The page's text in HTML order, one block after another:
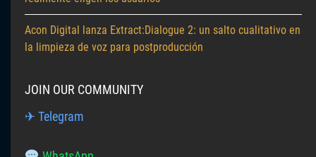
Acon Digital lanza Extract:Dialogue 2: un salto cualitativo en
la limpieza de voz para postproducción
JOIN OUR COMMUNITY
✈ Telegram